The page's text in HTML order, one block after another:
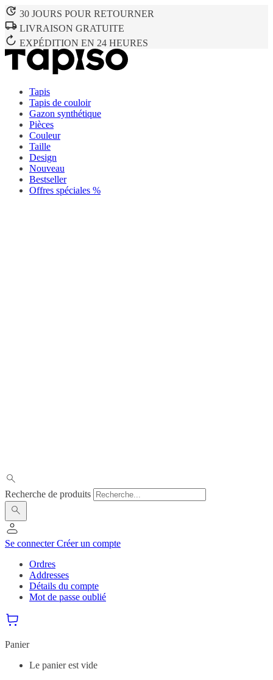
30 JOURS POUR RETOURNER
LIVRAISON GRATUITE
EXPÉDITION EN 24 HEURES
Tapis
Tapis de couloir
Gazon synthétique
Pièces
Couleur
Taille
Design
Nouveau
Bestseller
Offres spéciales %
Recherche de produits
Se connecterCréer un compte
Ordres
Addresses
Détails du compte
Mot de passe oublié
Panier
Le panier est vide